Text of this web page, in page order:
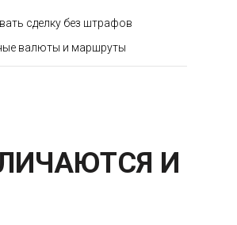
сделку без штрафов
валюты и маршруты
И